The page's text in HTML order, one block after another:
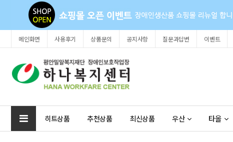
메인화면 사용후기 상품문의 공지사항 질문과답변 이벤트
히트상품 추천상품 최신상품 우산 타올